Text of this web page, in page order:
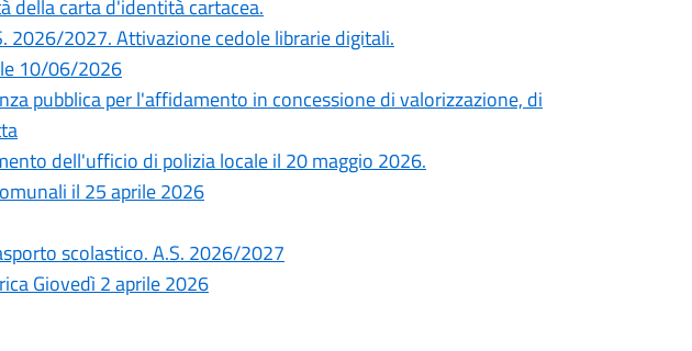
della carta d'identità cartacea.
2026/2027. Attivazione cedole librarie digitali.
10/06/2026
pubblica per l'affidamento in concessione di valorizzazione, di
dell'ufficio di polizia locale il 20 maggio 2026.
il 25 aprile 2026
scolastico. A.S. 2026/2027
Giovedì 2 aprile 2026